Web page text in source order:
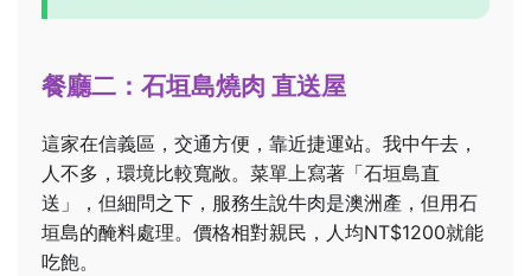
餐廳二：石垣島燒肉 直送屋
這家在信義區，交通方便，靠近捷運站。我中午去，
人不多，環境比較寬敞。菜單上寫著「石垣島直
送」，但細問之下，服務生說牛肉是澳洲產，但用石
垣島的醃料處理。價格相對親民，人均NT$1200就能
吃飽。